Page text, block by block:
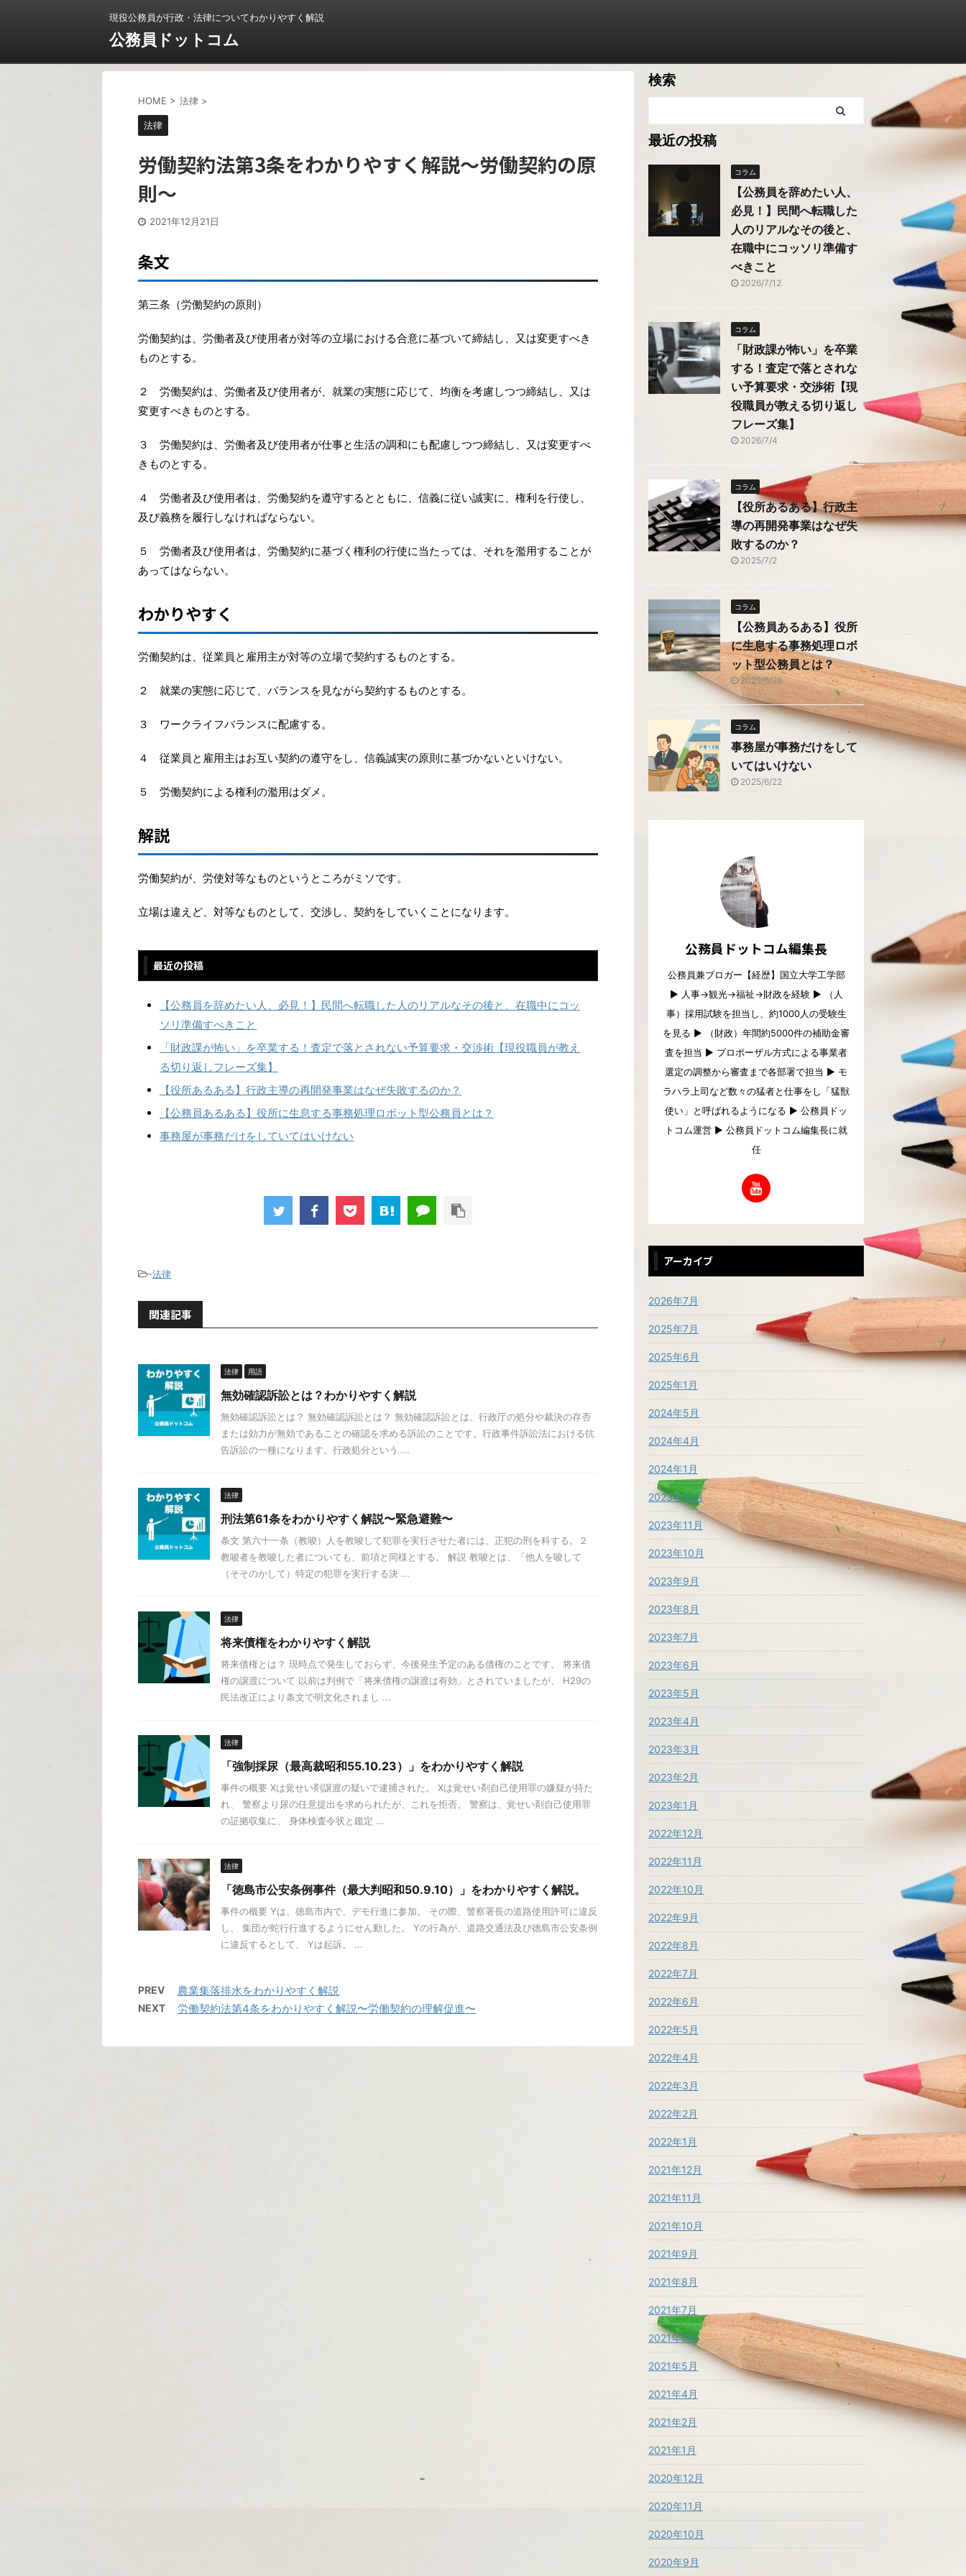
現役公務員が行政・法律についてわかりやすく解説
公務員ドットコム
HOME > 法律 >
法律
労働契約法第3条をわかりやすく解説〜労働契約の原
則〜
2021年12月21日
条文
第三条（労働契約の原則）
労働契約は、労働者及び使用者が対等の立場における合意に基づいて締結し、又は変更すべき
ものとする。
２ 労働契約は、労働者及び使用者が、就業の実態に応じて、均衡を考慮しつつ締結し、又は
変更すべきものとする。
３ 労働契約は、労働者及び使用者が仕事と生活の調和にも配慮しつつ締結し、又は変更すべ
きものとする。
４ 労働者及び使用者は、労働契約を遵守するとともに、信義に従い誠実に、権利を行使し、
及び義務を履行しなければならない。
５ 労働者及び使用者は、労働契約に基づく権利の行使に当たっては、それを濫用することが
あってはならない。
わかりやすく
労働契約は、従業員と雇用主が対等の立場で契約するものとする。
２ 就業の実態に応じて、バランスを見ながら契約するものとする。
３ ワークライフバランスに配慮する。
４ 従業員と雇用主はお互い契約の遵守をし、信義誠実の原則に基づかないといけない。
５ 労働契約による権利の濫用はダメ。
解説
労働契約が、労使対等なものというところがミソです。
立場は違えど、対等なものとして、交渉し、契約をしていくことになります。
最近の投稿
【公務員を辞めたい人、必見！】民間へ転職した人のリアルなその後と、在職中にコッ
ソリ準備すべきこと
「財政課が怖い」を卒業する！査定で落とされない予算要求・交渉術【現役職員が教え
る切り返しフレーズ集】
【役所あるある】行政主導の再開発事業はなぜ失敗するのか？
【公務員あるある】役所に生息する事務処理ロボット型公務員とは？
事務屋が事務だけをしていてはいけない
-法律
関連記事
法律 用語
無効確認訴訟とは？わかりやすく解説
無効確認訴訟とは？ 無効確認訴訟とは？ 無効確認訴訟とは、行政庁の処分や裁決の存否
または効力が無効であることの確認を求める訴訟のことです。行政事件訴訟法における抗
告訴訟の一種になります。行政処分という ...
法律
刑法第61条をわかりやすく解説〜緊急避難〜
条文 第六十一条（教唆）人を教唆して犯罪を実行させた者には、正犯の刑を科する。２
教唆者を教唆した者についても、前項と同様とする。 解説 教唆とは、「他人を唆して
（そそのかして）特定の犯罪を実行する決 ...
法律
将来債権をわかりやすく解説
将来債権とは？ 現時点で発生しておらず、今後発生予定のある債権のことです。 将来債
権の譲渡について 以前は判例で「将来債権の譲渡は有効」とされていましたが、 H29の
民法改正により条文で明文化されまし ...
法律
「強制採尿（最高裁昭和55.10.23）」をわかりやすく解説
事件の概要 Xは覚せい剤譲渡の疑いで逮捕された。 Xは覚せい剤自己使用罪の嫌疑が持た
れ、 警察より尿の任意提出を求められたが、これを拒否。 警察は、覚せい剤自己使用罪
の証拠収集に、 身体検査令状と鑑定 ...
法律
「徳島市公安条例事件（最大判昭和50.9.10）」をわかりやすく解説。
事件の概要 Yは、徳島市内で、デモ行進に参加。 その際、警察署長の道路使用許可に違反
し、 集団が蛇行行進するようにせん動した。 Yの行為が、道路交通法及び徳島市公安条例
に違反するとして、 Yは起訴。 ...
PREV 農業集落排水をわかりやすく解説
NEXT 労働契約法第4条をわかりやすく解説〜労働契約の理解促進〜
検索
最近の投稿
コラム
【公務員を辞めたい人、
必見！】民間へ転職した
人のリアルなその後と、
在職中にコッソリ準備す
べきこと
2026/7/12
コラム
「財政課が怖い」を卒業
する！査定で落とされな
い予算要求・交渉術【現
役職員が教える切り返し
フレーズ集】
2026/7/4
コラム
【役所あるある】行政主
導の再開発事業はなぜ失
敗するのか？
2025/7/2
コラム
【公務員あるある】役所
に生息する事務処理ロボ
ット型公務員とは？
2025/6/28
コラム
事務屋が事務だけをして
いてはいけない
2025/6/22
公務員ドットコム編集長
公務員兼ブロガー【経歴】国立大学工学部
▶︎ 人事→観光→福祉→財政を経験 ▶︎ （人
事）採用試験を担当し、約1000人の受験生
を見る ▶︎ （財政）年間約5000件の補助金審
査を担当 ▶︎ プロポーザル方式による事業者
選定の調整から審査まで各部署で担当 ▶︎ モ
ラハラ上司など数々の猛者と仕事をし「猛獣
使い」と呼ばれるようになる ▶︎ 公務員ドッ
トコム運営 ▶︎ 公務員ドットコム編集長に就
任
アーカイブ
2026年7月
2025年7月
2025年6月
2025年1月
2024年5月
2024年4月
2024年1月
2023年12月
2023年11月
2023年10月
2023年9月
2023年8月
2023年7月
2023年6月
2023年5月
2023年4月
2023年3月
2023年2月
2023年1月
2022年12月
2022年11月
2022年10月
2022年9月
2022年8月
2022年7月
2022年6月
2022年5月
2022年4月
2022年3月
2022年2月
2022年1月
2021年12月
2021年11月
2021年10月
2021年9月
2021年8月
2021年7月
2021年6月
2021年5月
2021年4月
2021年2月
2021年1月
2020年12月
2020年11月
2020年10月
2020年9月